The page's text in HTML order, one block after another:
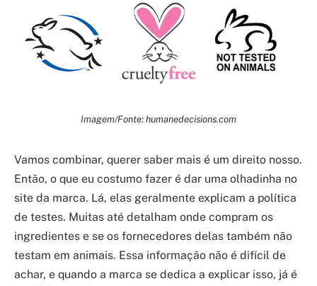
Imagem/Fonte: humanedecisions.com
Vamos combinar, querer saber mais é um direito nosso.
Então, o que eu costumo fazer é dar uma olhadinha no
site da marca. Lá, elas geralmente explicam a política
de testes. Muitas até detalham onde compram os
ingredientes e se os fornecedores delas também não
testam em animais. Essa informação não é difícil de
achar, e quando a marca se dedica a explicar isso, já é